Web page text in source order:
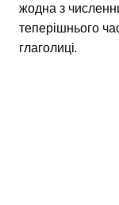
жодна з
теперішнього
глаголиці.